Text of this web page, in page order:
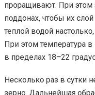
проращивают. При этом
поддонах, чтобы их
теплой водой
При этом температура
в пределах 18–22
Несколько раз в сутки
зерно. Дальнейшая